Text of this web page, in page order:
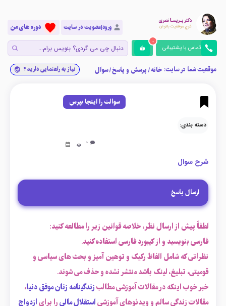
ورود|عضویت در سایت دوره های من
تماس با پشتیبانی
0
موقعیت شما در سایت: خانه/پرسش و پاسخ/سوال نیاز به راهنمایی دارید؟
سوالت را اینجا بپرس
دسته بندی:
0
شرح سوال
ارسال پاسخ
لطفاً پیش از ارسال نظر، خلاصه قوانین زیر را مطالعه کنید:
فارسی بنویسید و از کیبورد فارسی استفاده کنید.
نظراتی که شامل الفاظ رکیک و توهین آمیز و بحث های سیاسی و
قومیتی، تبلیغ، لینک باشد منتشر نشده و حذف می شوند.
خبر خوب اینکه در مقالات آموزشی مطالبزندگینامه زنان موفق دنیا،
مقالات زندگی سالم و ویدئوهای آموزشیاستقلال مالیرا برایازدواج